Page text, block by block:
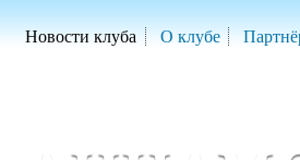
Новости клуба О клубе